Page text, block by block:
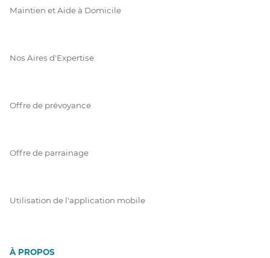
Maintien et Aide à Domicile
Nos Aires d'Expertise
Offre de prévoyance
Offre de parrainage
Utilisation de l'application mobile
À PROPOS